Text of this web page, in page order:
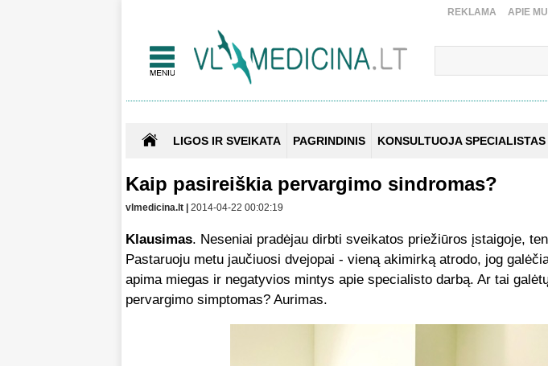
REKLAMA APIE
LIGOS IR SVEIKATA PAGRINDINIS KONSULTUOJA SPECIALISTAS
Kaip pasireiškia pervargimo sindromas?
vlmedicina.lt | 2014-04-22 00:02:19
Klausimas. Neseniai pradėjau dirbti sveikatos priežiūros įstaigoje,
Pastaruoju metu jaučiuosi dvejopai - vieną akimirką atrodo, jog
apima miegas ir negatyvios mintys apie specialisto darbą. Ar tai
pervargimo simptomas? Aurimas.